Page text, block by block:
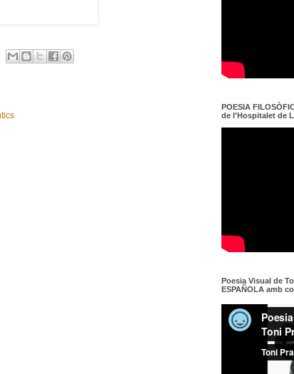
POESIA
de l'Hospitalet de
Poesia Visual de
ESPAÑOLA amb